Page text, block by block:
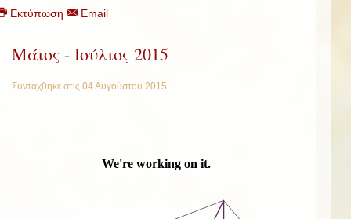
Εκτύπωση Email
Μάιος - Ιούλιος 2015
Συντάχθηκε στις 04 Αυγούστου 2015.